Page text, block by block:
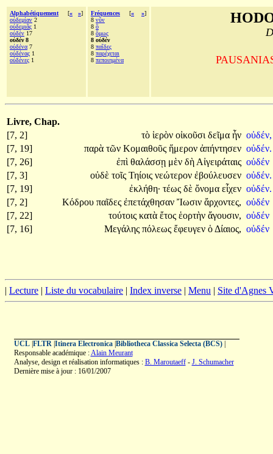
Alphabétiquement [« »]
οὐδεμίαν 2
οὐδεμιᾶς 1
οὐδὲν 17
οὐδέν 8
οὐδένα 7
οὐδένας 1
οὐδένες 1
Fréquences [« »]
8 νῦν
8 ὃ
8 ὅμως
8 οὐδέν
8 παῖδες
8 παρέχεται
8 πεποιημένα
Livre, Chap.
[7, 2]
τὸ ἱερὸν οἰκοῦσι δεῖμα ἦν οὐδέν,
[7, 19]
παρὰ τῶν Κομαιθοῦς ἥμερον ἀπήντησεν οὐδέν.
[7, 26]
ἐπὶ θαλάσσῃ μὲν δὴ Αἰγειράταις οὐδέν
[7, 3]
οὐδὲ τοῖς Τηίοις νεώτερον ἐβούλευσεν οὐδέν.
[7, 19]
ἐκλήθη· τέως δὲ ὄνομα εἶχεν οὐδέν.
[7, 2]
Κόδρου παῖδες ἐπετάχθησαν Ἴωσιν ἄρχοντες, οὐδέν
[7, 22]
τούτοις κατὰ ἔτος ἑορτὴν ἄγουσιν, οὐδέν
[7, 16]
Μεγάλης πόλεως ἔφευγεν ὁ Δίαιος, οὐδέν
| Lecture | Liste du vocabulaire | Index inverse | Menu | Site d'Agnes
UCL| FLTR| Itinera Electronica| Bibliotheca Classica Selecta (BCS)|
Responsable académique :Alain Meurant
Analyse, design et réalisation informatiques : B. Maroutaeff- J. Schumacher
Dernière mise à jour : 16/01/2007